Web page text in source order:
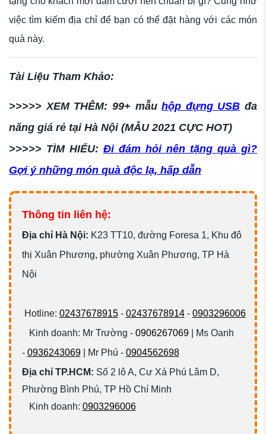
việc tìm kiếm địa chỉ để bạn có thể đặt hàng với các món
quà này.
Tài Liệu Tham Khảo:
>>>>> XEM THÊM: 99+ mẫuhộp đựng USB đa
năng giá rẻ tại Hà Nội (MẪU 2021 CỰC HOT)
>>>>> TÌM HIỂU: Đi đám hỏi nên tặng quà gì?
Gợi ý những món quà độc lạ, hấp dẫn
Thông tin liên hệ:
Địa chỉ Hà Nội: K23 TT10, đường Foresa 1, Khu đô
thị Xuân Phương, phường Xuân Phương, TP Hà
Nội
Hotline: 02437678915- 02437678914- 0903296006
Kinh doanh: Mr Trường - 0906267069| Ms Oanh
- 0936243069| Mr Phú - 0904562698
Địa chỉ TP.HCM: Số 2 lô A, Cư Xá Phú Lâm D,
Phường Bình Phú, TP Hồ Chí Minh
Kinh doanh: 0903296006